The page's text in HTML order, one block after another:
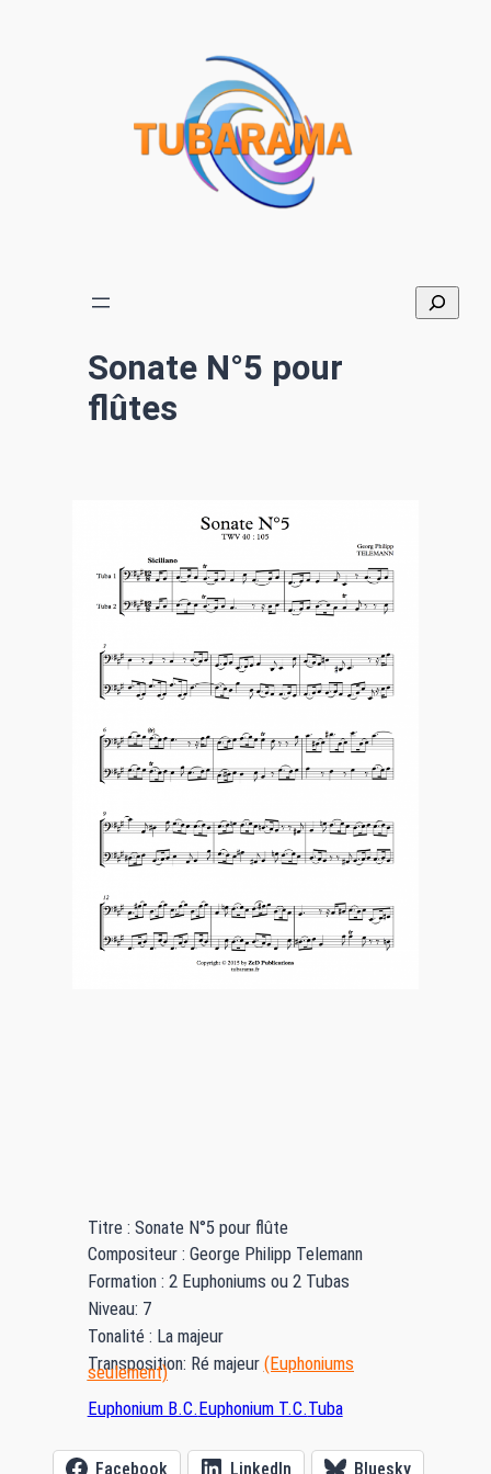
Sonate N°5 pour
flûtes
Titre : Sonate N°5 pour flûte
Compositeur : George Philipp Telemann
Formation : 2 Euphoniums ou 2 Tubas
Niveau: 7
Tonalité : La majeur
Transposition: Ré majeur (Euphoniums
seulement)
Euphonium B.C.Euphonium T.C.Tuba
Facebook LinkedIn Bluesky